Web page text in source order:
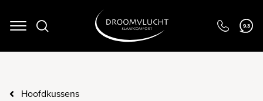
Navigation 9.3
Hoofdkussens